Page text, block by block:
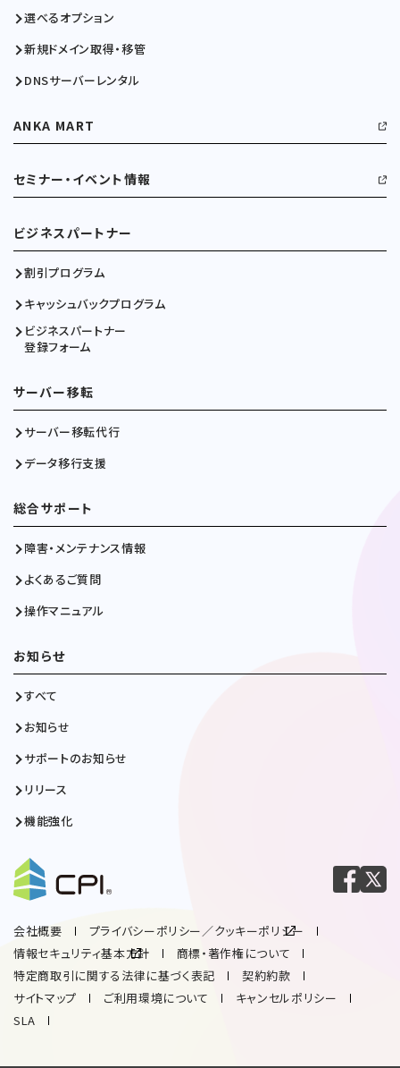
選べるオプション
新規ドメイン取得・移管
DNSサーバーレンタル
ANKA MART
セミナー・イベント情報
ビジネスパートナー
割引プログラム
キャッシュバックプログラム
ビジネスパートナー
登録フォーム
サーバー移転
サーバー移転代行
データ移行支援
総合サポート
障害・メンテナンス情報
よくあるご質問
操作マニュアル
お知らせ
すべて
お知らせ
サポートのお知らせ
リリース
機能強化
会社概要
プライバシーポリシー／クッキーポリシー
情報セキュリティ基本方針
商標・著作権について
特定商取引に関する法律に基づく表記
契約約款
サイトマップ
ご利用環境について
キャンセルポリシー
SLA